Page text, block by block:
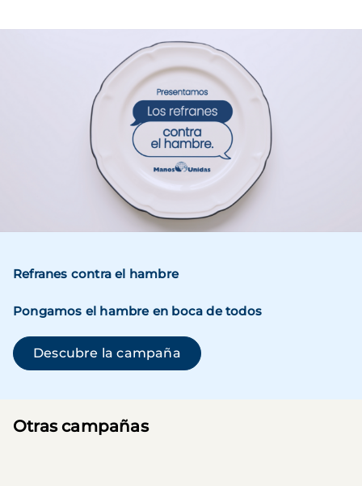
Refranes contra el hambre
Pongamos el hambre en boca de todos
Descubre la campaña(se abre en una ventana
Otras campañas